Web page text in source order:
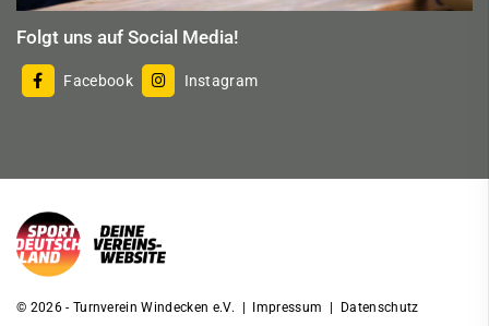
Folgt uns auf Social Media!
Facebook Instagram
© 2026 - Turnverein Windecken e.V. | Impressum | Datenschutz